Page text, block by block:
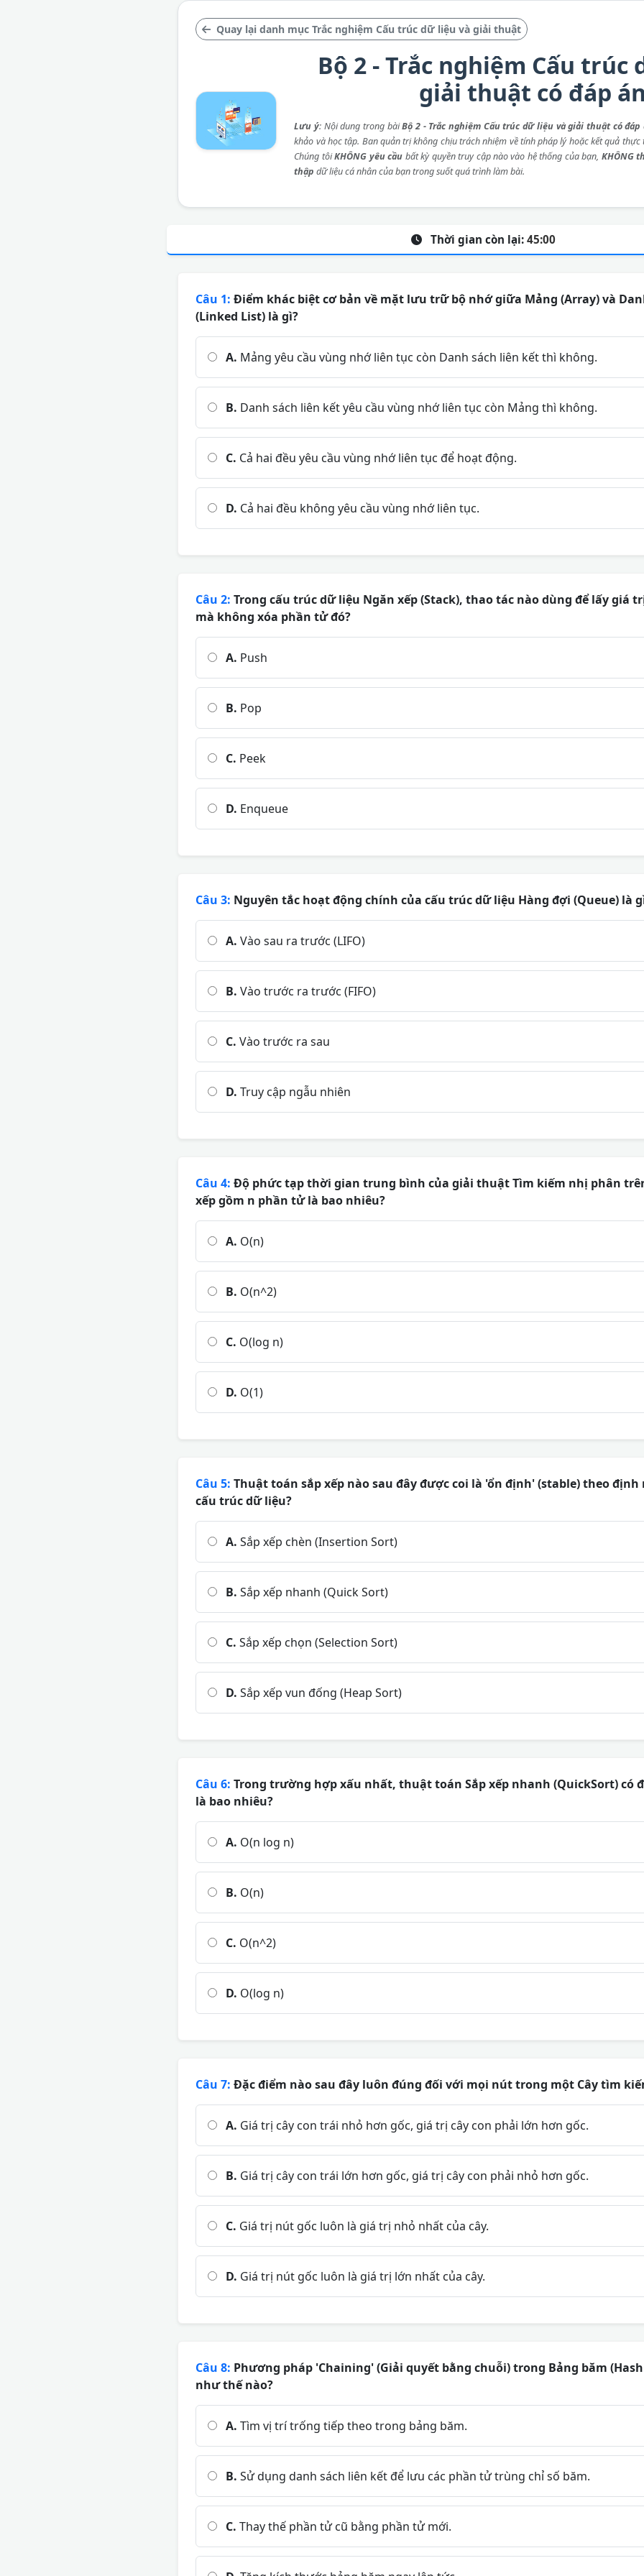
Quay lại danh mục Trắc nghiệm Cấu trúc dữ liệu và giải thuật
Bộ 2 - Trắc nghiệm Cấu trúc
giải thuật có đáp
Lưu ý: Nội dung trong bàiBộ 2 - Trắc nghiệm Cấu trúc dữ liệu và giải thuật có đáp
khảo và học tập. Ban quản trị không chịu trách nhiệm về tính pháp lý hoặc kết quả
Chúng tôiKHÔNG yêu cầu bất kỳ quyền truy cập nào vào hệ thống của bạn, KHÔNG
thập dữ liệu cá nhân của bạn trong suốt quá trình làm bài.
Thời gian còn lại: 45:00
Câu 1: Điểm khác biệt cơ bản về mặt lưu trữ bộ nhớ giữa Mảng (Array) và
(Linked List) là gì?
A. Mảng yêu cầu vùng nhớ liên tục còn Danh sách liên kết thì không.
B. Danh sách liên kết yêu cầu vùng nhớ liên tục còn Mảng thì không.
C. Cả hai đều yêu cầu vùng nhớ liên tục để hoạt động.
D. Cả hai đều không yêu cầu vùng nhớ liên tục.
Câu 2: Trong cấu trúc dữ liệu Ngăn xếp (Stack), thao tác nào dùng để lấy giá
mà không xóa phần tử đó?
A. Push
B. Pop
C. Peek
D. Enqueue
Câu 3: Nguyên tắc hoạt động chính của cấu trúc dữ liệu Hàng đợi (Queue) là
A. Vào sau ra trước (LIFO)
B. Vào trước ra trước (FIFO)
C. Vào trước ra sau
D. Truy cập ngẫu nhiên
Câu 4: Độ phức tạp thời gian trung bình của giải thuật Tìm kiếm nhị phân
xếp gồm n phần tử là bao nhiêu?
A. O(n)
B. O(n^2)
C. O(log n)
D. O(1)
Câu 5: Thuật toán sắp xếp nào sau đây được coi là 'ổn định' (stable) theo
cấu trúc dữ liệu?
A. Sắp xếp chèn (Insertion Sort)
B. Sắp xếp nhanh (Quick Sort)
C. Sắp xếp chọn (Selection Sort)
D. Sắp xếp vun đống (Heap Sort)
Câu 6: Trong trường hợp xấu nhất, thuật toán Sắp xếp nhanh (QuickSort) có
là bao nhiêu?
A. O(n log n)
B. O(n)
C. O(n^2)
D. O(log n)
Câu 7: Đặc điểm nào sau đây luôn đúng đối với mọi nút trong một Cây tìm
A. Giá trị cây con trái nhỏ hơn gốc, giá trị cây con phải lớn hơn gốc.
B. Giá trị cây con trái lớn hơn gốc, giá trị cây con phải nhỏ hơn gốc.
C. Giá trị nút gốc luôn là giá trị nhỏ nhất của cây.
D. Giá trị nút gốc luôn là giá trị lớn nhất của cây.
Câu 8: Phương pháp 'Chaining' (Giải quyết bằng chuỗi) trong Bảng băm
như thế nào?
A. Tìm vị trí trống tiếp theo trong bảng băm.
B. Sử dụng danh sách liên kết để lưu các phần tử trùng chỉ số băm.
C. Thay thế phần tử cũ bằng phần tử mới.